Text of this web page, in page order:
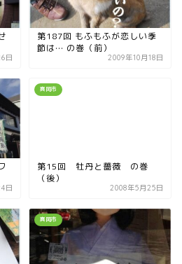
日
第187回 もふもふが恋しい季
節は… の巻（前）
2009年10月18日
日
真岡市
第15回 牡丹と薔薇 の巻
（後）
2008年5月25日
真岡市
宇都宮の震災後の様子
上三川町
真岡市